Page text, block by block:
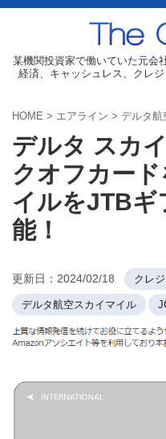
某機関投資家で働いていた元会
経済、キャッシュレス、クレ
HOME > エアライン > デルタ航
デルタ スカ
クオフカー
イルをJTBギ
能！
更新日： 2024/02/18 クレ
デルタ航空スカイマイル